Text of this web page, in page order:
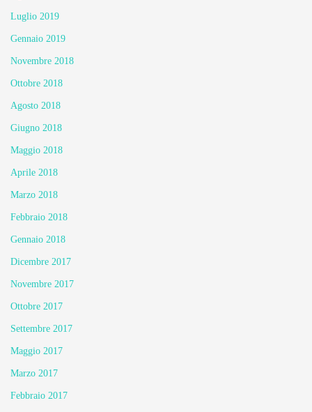
Luglio 2019
Gennaio 2019
Novembre 2018
Ottobre 2018
Agosto 2018
Giugno 2018
Maggio 2018
Aprile 2018
Marzo 2018
Febbraio 2018
Gennaio 2018
Dicembre 2017
Novembre 2017
Ottobre 2017
Settembre 2017
Maggio 2017
Marzo 2017
Febbraio 2017